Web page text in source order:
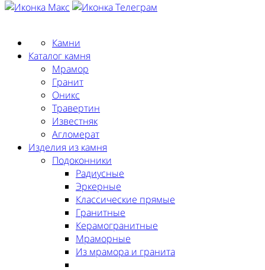
Камни
Каталог камня
Мрамор
Гранит
Оникс
Травертин
Известняк
Агломерат
Изделия из камня
Подоконники
Радиусные
Эркерные
Классические прямые
Гранитные
Керамогранитные
Мраморные
Из мрамора и гранита